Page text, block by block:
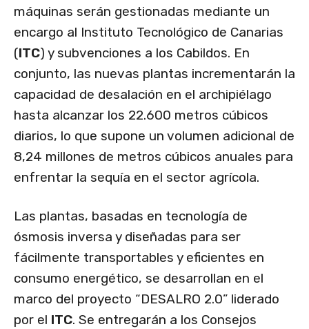
máquinas serán gestionadas mediante un
encargo al Instituto Tecnológico de Canarias
(ITC) y subvenciones a los Cabildos. En
conjunto, las nuevas plantas incrementarán la
capacidad de desalación en el archipiélago
hasta alcanzar los 22.600 metros cúbicos
diarios, lo que supone un volumen adicional de
8,24 millones de metros cúbicos anuales para
enfrentar la sequía en el sector agrícola.
Las plantas, basadas en tecnología de
ósmosis inversa y diseñadas para ser
fácilmente transportables y eficientes en
consumo energético, se desarrollan en el
marco del proyecto “DESALRO 2.0” liderado
por el ITC. Se entregarán a los Consejos